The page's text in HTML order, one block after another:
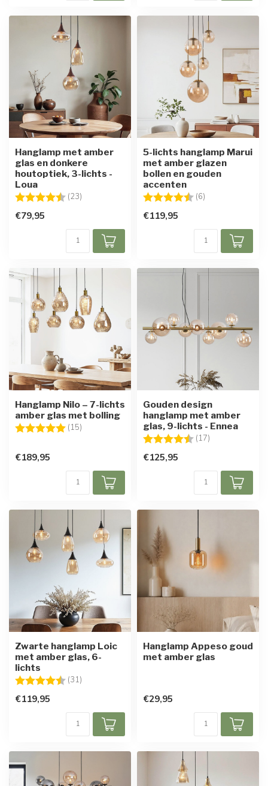
Hanglamp met amber
glas en donkere
houtoptiek, 3-lichts -
Loua
Beoordeling: (23)
€79,95
5-lichts hanglamp Marui
met amber glazen
bollen en gouden
accenten
Beoordeling: (6)
€119,95
Hanglamp Nilo – 7-lichts
amber glas met bolling
Beoordeling: (15)
€189,95
Gouden design
hanglamp met amber
glas, 9-lichts - Ennea
Beoordeling: (17)
€125,95
Zwarte hanglamp Loic
met amber glas, 6-
lichts
Beoordeling: (31)
€119,95
Hanglamp Appeso goud
met amber glas
€29,95